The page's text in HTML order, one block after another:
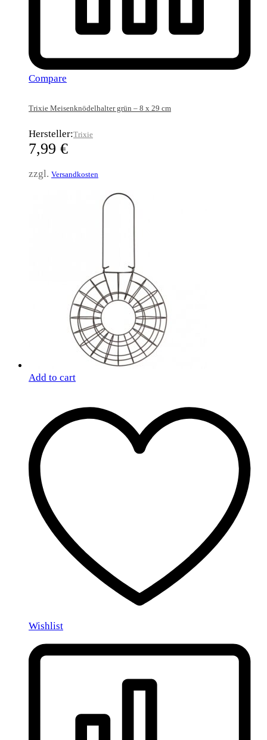
Compare
Trixie Meisenknödelhalter grün – 8 x 29 cm
Hersteller:Trixie
7,99 €
zzgl. Versandkosten
Add to cart
Wishlist